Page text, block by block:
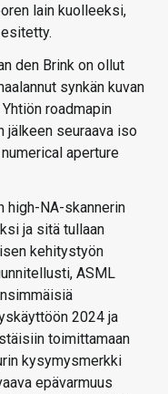
lain kuolleeksi,
den Brink on ollut
synkän kuvan
roadmapin
jälkeen seuraava iso
aperture
high-NA-skannerin
ja sitä tullaan
kehitystyön
ASML
2024 ja
toimittamaan
kysymysmerkki
epävarmuus